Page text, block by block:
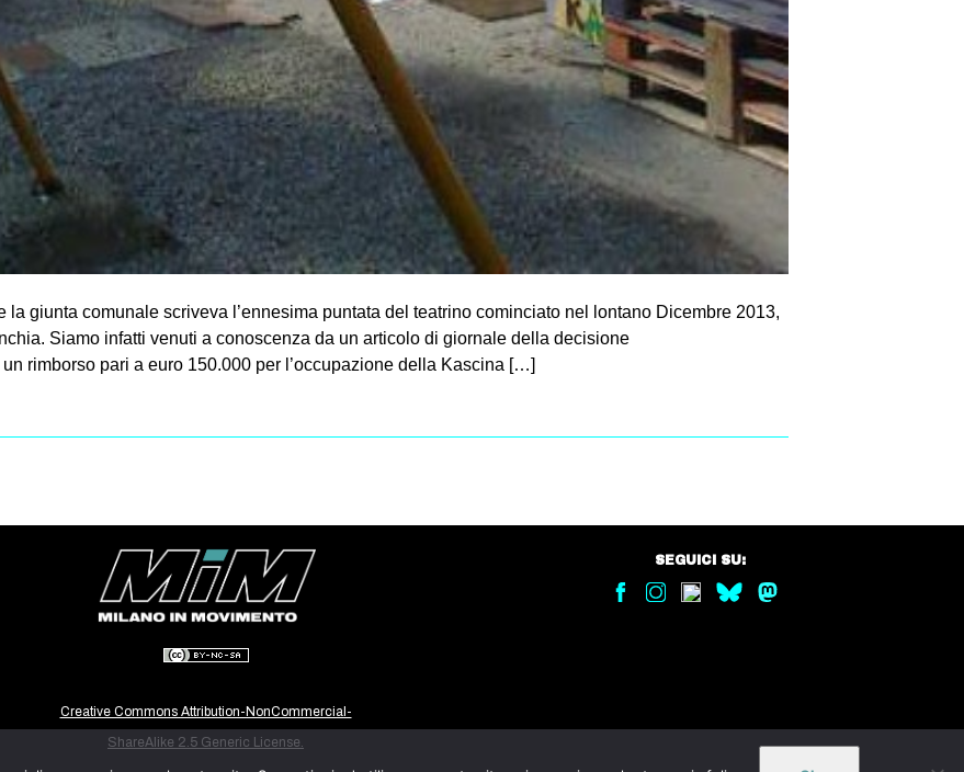
giunta comunale scriveva l’ennesima puntata del teatrino cominciato nel lontano Dicembre 2013,
Siamo infatti venuti a conoscenza da un articolo di giornale della decisione
rimborso pari a euro 150.000 per l’occupazione della Kascina […]
Creative Commons Attribution-NonCommercial-
ShareAlike 2.5 Generic License.
SEGUICI SU: